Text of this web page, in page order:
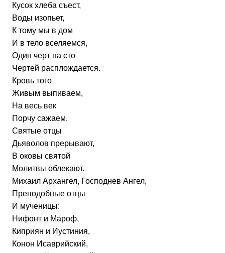
Кусок хлеба съест,
Воды изопьет,
К тому мы в дом
И в тело вселяемся,
Один черт на сто
Чертей расплождается.
Кровь того
Живым выпиваем,
На весь век
Порчу сажаем.
Святые отцы
Дьяволов прерывают,
В оковы святой
Молитвы облекают.
Михаил Архангел, Господнев Ангел,
Преподобные отцы
И мученицы:
Нифонт и Мароф,
Киприян и Иустиния,
Конон Исаврийский,